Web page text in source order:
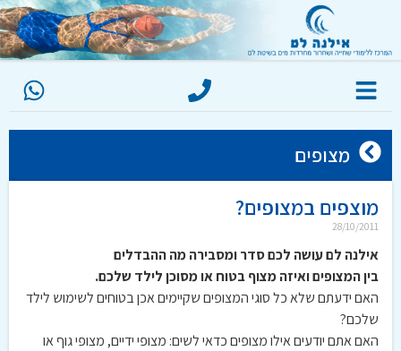
מצופים
מוצפים במצופים?
28/10/2011
אילנה לם עושה לכם סדר ומסבירה מה ההבדלים
בין המצופים ואיזה מצוף בטוח או מסוכן לילד שלכם.
האם ידעתם שלא כל סוגי המצופים שקיימים אכן בטוחים לשימוש לילד
שלכם?
האם אתם יודעים אילו מצופים כדאי לשים: מצופי ידיים, מצופי גוף או